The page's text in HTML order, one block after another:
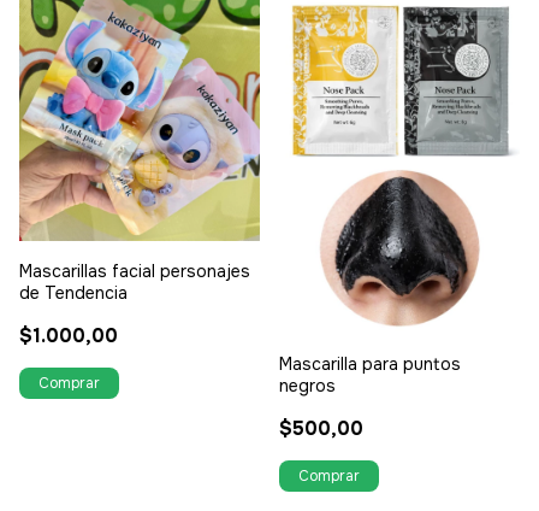
Mascarillas facial personajes
de Tendencia
$1.000,00
Mascarilla para puntos
negros
$500,00